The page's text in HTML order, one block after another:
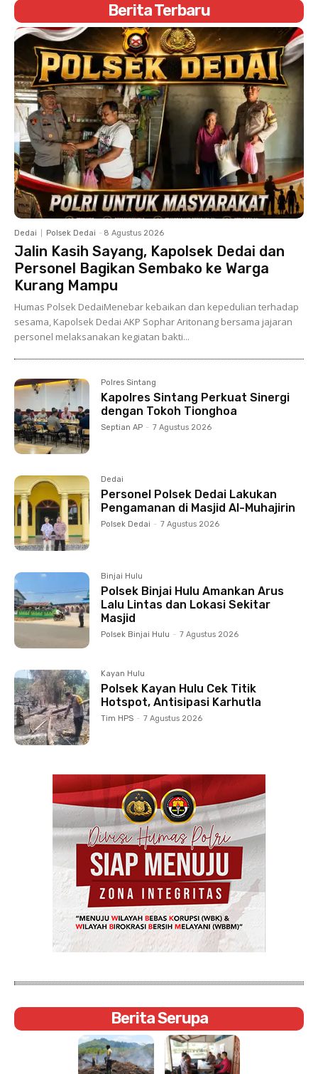
Berita Terbaru
Dedai Polsek Dedai - 8 Agustus 2026
Jalin Kasih Sayang, Kapolsek Dedai dan
Personel Bagikan Sembako ke Warga
Kurang Mampu
Humas Polsek DedaiMenebar kebaikan dan kepedulian terhadap
sesama, Kapolsek Dedai AKP Sophar Aritonang bersama jajaran
personel melaksanakan kegiatan bakti...
Polres Sintang
Kapolres Sintang Perkuat Sinergi
dengan Tokoh Tionghoa
Septian AP - 7 Agustus 2026
Dedai
Personel Polsek Dedai Lakukan
Pengamanan di Masjid Al-Muhajirin
Polsek Dedai - 7 Agustus 2026
Binjai Hulu
Polsek Binjai Hulu Amankan Arus
Lalu Lintas dan Lokasi Sekitar
Masjid
Polsek Binjai Hulu - 7 Agustus 2026
Kayan Hulu
Polsek Kayan Hulu Cek Titik
Hotspot, Antisipasi Karhutla
Tim HPS - 7 Agustus 2026
Berita Serupa